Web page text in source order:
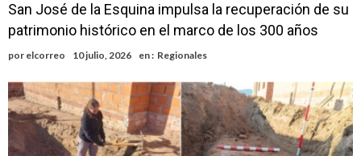
San José de la Esquina impulsa la recuperación de su
patrimonio histórico en el marco de los 300 años
por elcorreo 10 julio, 2026 en : Regionales